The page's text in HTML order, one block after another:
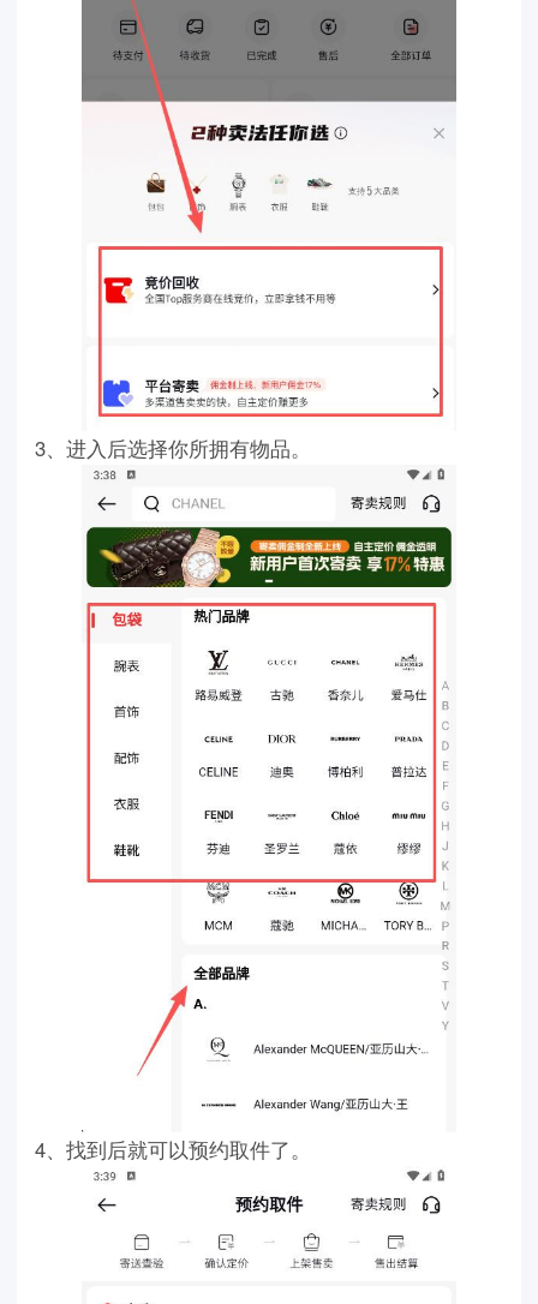
3、进入后选择你所拥有物品。
4、找到后就可以预约取件了。